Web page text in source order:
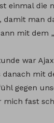
einmal die
damit man
mit dem
war
mit
gegen
mich fast